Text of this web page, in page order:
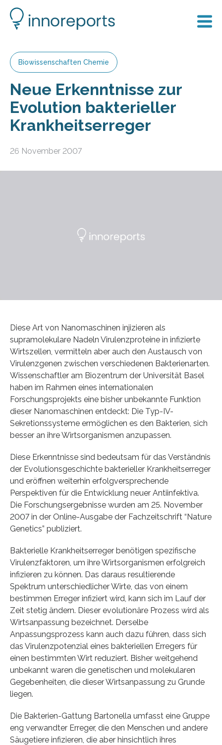
Biowissenschaften Chemie
Neue Erkenntnisse zur
Evolution bakterieller
Krankheitserreger
26 November 2007
Diese Art von Nanomaschinen injizieren als
supramolekulare Nadeln Virulenzproteine in infizierte
Wirtszellen, vermitteln aber auch den Austausch von
Virulenzgenen zwischen verschiedenen Bakterienarten.
Wissenschaftler am Biozentrum der Universität Basel
haben im Rahmen eines internationalen
Forschungsprojekts eine bisher unbekannte Funktion
dieser Nanomaschinen entdeckt: Die Typ-IV-
Sekretionssysteme ermöglichen es den Bakterien, sich
besser an ihre Wirtsorganismen anzupassen.
Diese Erkenntnisse sind bedeutsam für das Verständnis
der Evolutionsgeschichte bakterieller Krankheitserreger
und eröffnen weiterhin erfolgversprechende
Perspektiven für die Entwicklung neuer Antiinfektiva.
Die Forschungsergebnisse wurden am 25. November
2007 in der Online-Ausgabe der Fachzeitschrift “Nature
Genetics” publiziert.
Bakterielle Krankheitserreger benötigen spezifische
Virulenzfaktoren, um ihre Wirtsorganismen erfolgreich
infizieren zu können. Das daraus resultierende
Spektrum unterschiedlicher Wirte, das von einem
bestimmen Erreger infiziert wird, kann sich im Lauf der
Zeit stetig ändern. Dieser evolutionäre Prozess wird als
Wirtsanpassung bezeichnet. Derselbe
Anpassungsprozess kann auch dazu führen, dass sich
das Virulenzpotenzial eines bakteriellen Erregers für
einen bestimmten Wirt reduziert. Bisher weitgehend
unbekannt waren die genetischen und molekularen
Gegebenheiten, die dieser Wirtsanpassung zu Grunde
liegen.
Die Bakterien-Gattung Bartonella umfasst eine Gruppe
eng verwandter Erreger, die den Menschen und andere
Säugetiere infizieren, die aber hinsichtlich ihres